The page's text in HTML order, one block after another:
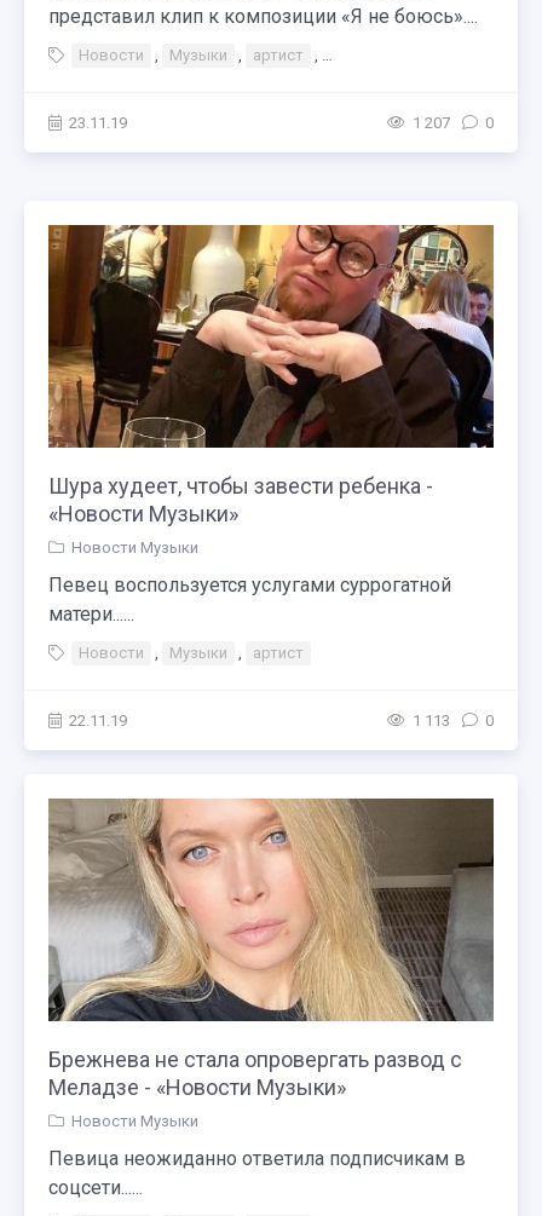
представил клип к композиции «Я не боюсь»....
Новости , Музыки , артист , Сергей Лазарев — Я не
23.11.19 1 207 0
Шура худеет, чтобы завести ребенка -
«Новости Музыки»
Новости Музыки
Певец воспользуется услугами суррогатной
матери......
Новости , Музыки , артист
22.11.19 1 113 0
Брежнева не стала опровергать развод с
Меладзе - «Новости Музыки»
Новости Музыки
Певица неожиданно ответила подписчикам в
соцсети......